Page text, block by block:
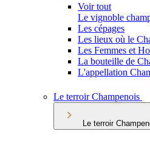
Voir tout
Le vignoble
Les cépages
Les lieux où le
Les Femmes et
La bouteille de
L'appellation
Le terroir Champenois
Le terroir